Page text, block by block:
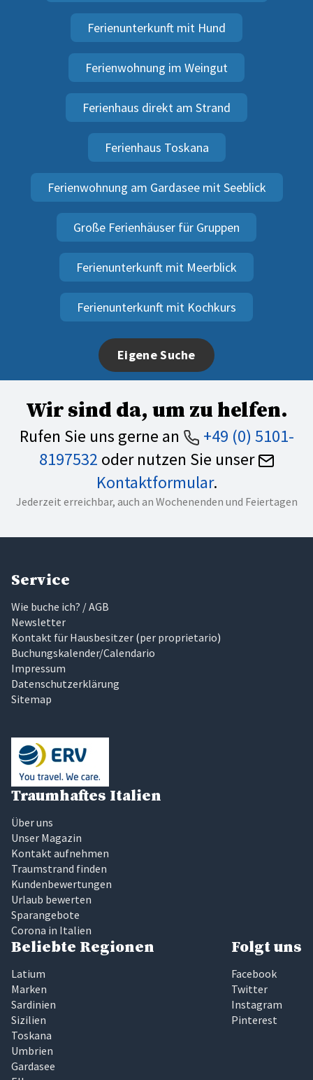
Ferienunterkunft mit Hund
Ferienwohnung im Weingut
Ferienhaus direkt am Strand
Ferienhaus Toskana
Ferienwohnung am Gardasee mit Seeblick
Große Ferienhäuser für Gruppen
Ferienunterkunft mit Meerblick
Ferienunterkunft mit Kochkurs
Eigene Suche
Wir sind da, um zu helfen.
Rufen Sie uns gerne an
+49 (0) 5101-
8197532 oder nutzen Sie unser
Kontaktformular.
Jederzeit erreichbar, auch an Wochenenden und Feiertagen
Service
Wie buche ich? / AGB
Newsletter
Kontakt für Hausbesitzer (per proprietario)
Buchungskalender/Calendario
Impressum
Datenschutzerklärung
Sitemap
Traumhaftes Italien
Über uns
Unser Magazin
Kontakt aufnehmen
Traumstrand finden
Kundenbewertungen
Urlaub bewerten
Sparangebote
Corona in Italien
Beliebte Regionen
Latium
Marken
Sardinien
Sizilien
Toskana
Umbrien
Gardasee
Folgt uns
Facebook
Twitter
Instagram
Pinterest